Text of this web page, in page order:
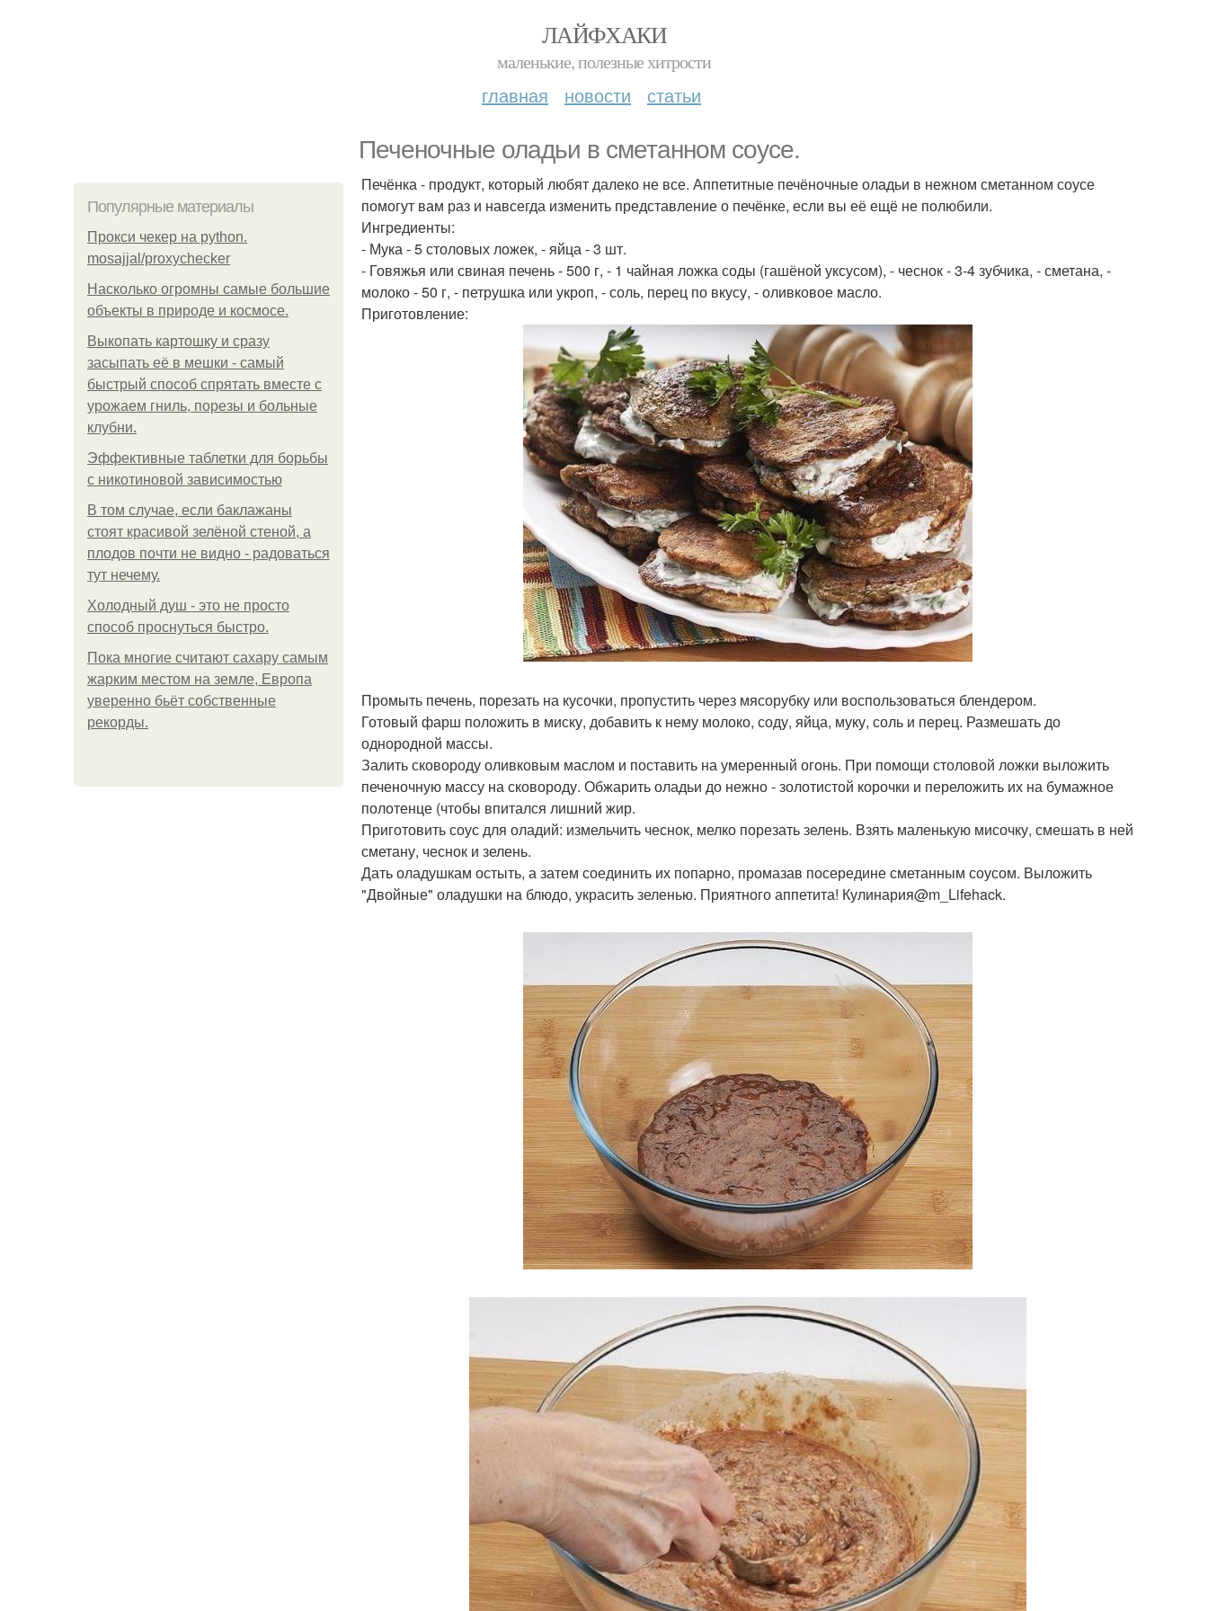
ЛАЙФХАКИ
маленькие, полезные хитрости
главная новости статьи
Печеночные оладьи в сметанном соусе.
Популярные материалы
Прокси чекер на python.
mosajjal/proxychecker
Насколько огромны самые большие
объекты в природе и космосе.
Выкопать картошку и сразу
засыпать её в мешки - самый
быстрый способ спрятать вместе с
урожаем гниль, порезы и больные
клубни.
Эффективные таблетки для борьбы
с никотиновой зависимостью
В том случае, если баклажаны
стоят красивой зелёной стеной, а
плодов почти не видно - радоваться
тут нечему.
Холодный душ - это не просто
способ проснуться быстро.
Пока многие считают сахару самым
жарким местом на земле, Европа
уверенно бьёт собственные
рекорды.
Печёнка - продукт, который любят далеко не все. Аппетитные печёночные оладьи в нежном сметанном соусе
помогут вам раз и навсегда изменить представление о печёнке, если вы её ещё не полюбили.
Ингредиенты:
- Мука - 5 столовых ложек, - яйца - 3 шт.
- Говяжья или свиная печень - 500 г, - 1 чайная ложка соды (гашёной уксусом), - чеснок - 3-4 зубчика, - сметана, -
молоко - 50 г, - петрушка или укроп, - соль, перец по вкусу, - оливковое масло.
Приготовление:
Промыть печень, порезать на кусочки, пропустить через мясорубку или воспользоваться блендером.
Готовый фарш положить в миску, добавить к нему молоко, соду, яйца, муку, соль и перец. Размешать до
однородной массы.
Залить сковороду оливковым маслом и поставить на умеренный огонь. При помощи столовой ложки выложить
печеночную массу на сковороду. Обжарить оладьи до нежно - золотистой корочки и переложить их на бумажное
полотенце (чтобы впитался лишний жир.
Приготовить соус для оладий: измельчить чеснок, мелко порезать зелень. Взять маленькую мисочку, смешать в ней
сметану, чеснок и зелень.
Дать оладушкам остыть, а затем соединить их попарно, промазав посередине сметанным соусом. Выложить
"Двойные" оладушки на блюдо, украсить зеленью. Приятного аппетита! Кулинария@m_Lifehack.